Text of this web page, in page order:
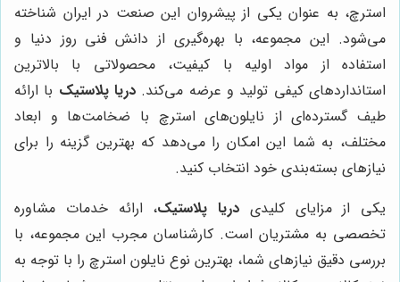
استرچ، به عنوان یکی از پیشروان این صنعت در ایران شناخته
می‌شود. این مجموعه، با بهره‌گیری از دانش فنی روز دنیا و
استفاده از مواد اولیه با کیفیت، محصولاتی با بالاترین
استانداردهای کیفی تولید و عرضه می‌کند. دریا پلاستیک با ارائه
طیف گسترده‌ای از نایلون‌های استرچ با ضخامت‌ها و ابعاد
مختلف، به شما این امکان را می‌دهد که بهترین گزینه را برای
نیازهای بسته‌بندی خود انتخاب کنید.
یکی از مزایای کلیدی دریا پلاستیک، ارائه خدمات مشاوره
تخصصی به مشتریان است. کارشناسان مجرب این مجموعه، با
بررسی دقیق نیازهای شما، بهترین نوع نایلون استرچ را با توجه به